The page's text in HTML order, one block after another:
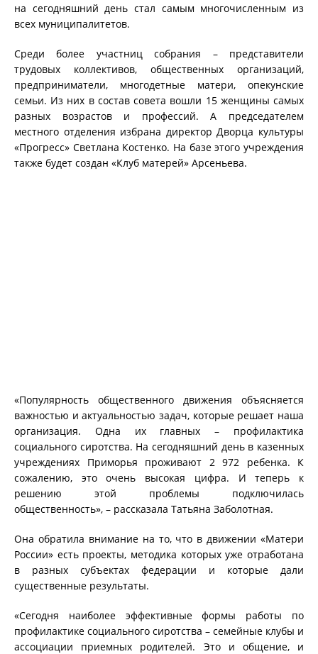
на сегодняшний день стал самым многочисленным из
всех муниципалитетов.
Среди более участниц собрания – представители
трудовых коллективов, общественных организаций,
предприниматели, многодетные матери, опекунские
семьи. Из них в состав совета вошли 15 женщины самых
разных возрастов и профессий. А председателем
местного отделения избрана директор Дворца культуры
«Прогресс» Светлана Костенко. На базе этого учреждения
также будет создан «Клуб матерей» Арсеньева.
«Популярность общественного движения объясняется
важностью и актуальностью задач, которые решает наша
организация. Одна их главных – профилактика
социального сиротства. На сегодняшний день в казенных
учреждениях Приморья проживают 2 972 ребенка. К
сожалению, это очень высокая цифра. И теперь к
решению этой проблемы подключилась
общественность», – рассказала Татьяна Заболотная.
Она обратила внимание на то, что в движении «Матери
России» есть проекты, методика которых уже отработана
в разных субъектах федерации и которые дали
существенные результаты.
«Сегодня наиболее эффективные формы работы по
профилактике социального сиротства – семейные клубы и
ассоциации приемных родителей. Это и общение, и